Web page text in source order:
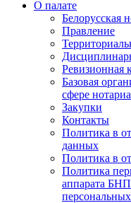
О палате
Белорусская
Правление
Ревизионная
Базовая
сфере
Закупки
Контакты
Политика в
данных
Политика в
Политика
аппарата